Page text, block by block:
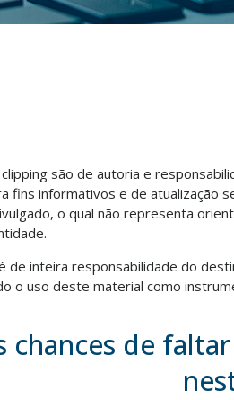
são de autoria e
fins informativos e de atualização
o qual não representa
de inteira responsabilidade do
o uso deste material como
chances de